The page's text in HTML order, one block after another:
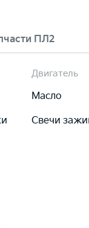
ПЛ2
Двигатель
Масло
Свечи